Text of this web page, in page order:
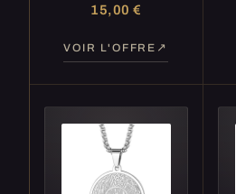
15,00 €
VOIR L'OFFRE